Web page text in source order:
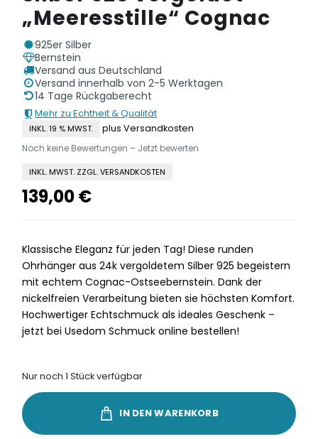
„Meeresstille“ Cognac
925er Silber
Bernstein
Versand aus Deutschland
Versand innerhalb von 2-5 Werktagen
14 Tage Rückgaberecht
Mehr zu Echtheit & Qualität
INKL. 19 % MWST.
plus Versandkosten
Noch keine Bewertungen – Jetzt bewerten
INKL. MWST. ZZGL. VERSANDKOSTEN
139,00€
Klassische Eleganz für jeden Tag! Diese runden
Ohrhänger aus 24k vergoldetem Silber 925 begeistern
mit echtem Cognac-Ostseebernstein. Dank der
nickelfreien Verarbeitung bieten sie höchsten Komfort.
Hochwertiger Echtschmuck als ideales Geschenk –
jetzt bei Usedom Schmuck online bestellen!
Nur noch 1 Stück verfügbar
IN DEN WARENKORB